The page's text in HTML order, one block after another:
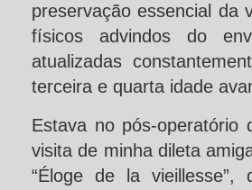
preservação essencial da
físicos advindos do
atualizadas
terceira e quarta idade
Estava no pós-operatório
visita de minha dileta
“Éloge de la vieillesse”,